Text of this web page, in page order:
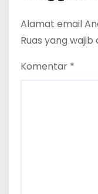
Alamat email
Ruas yang wajib
Komentar *